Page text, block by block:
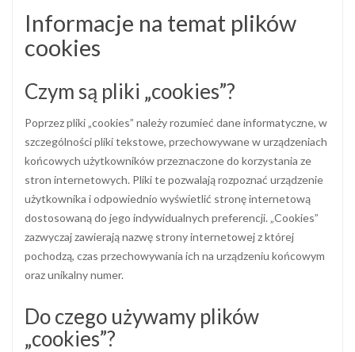
Informacje na temat plików
cookies
Czym są pliki „cookies”?
Poprzez pliki „cookies” należy rozumieć dane informatyczne, w
szczególności pliki tekstowe, przechowywane w urządzeniach
końcowych użytkowników przeznaczone do korzystania ze
stron internetowych. Pliki te pozwalają rozpoznać urządzenie
użytkownika i odpowiednio wyświetlić stronę internetową
dostosowaną do jego indywidualnych preferencji. „Cookies”
zazwyczaj zawierają nazwę strony internetowej z której
pochodzą, czas przechowywania ich na urządzeniu końcowym
oraz unikalny numer.
Do czego używamy plików
„cookies”?